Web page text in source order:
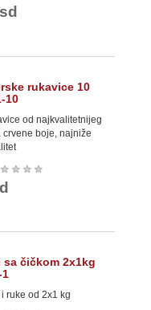
rukavice 10
10
od najkvalitetnijeg
crvene boje, najniže
★ ★ ★ ★
sa čičkom 2x1kg
1
ruke od 2x1 kg